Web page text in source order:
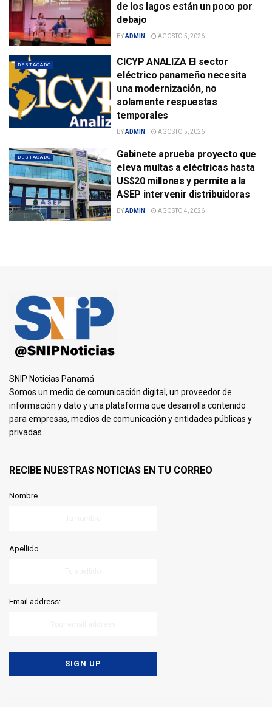
de los lagos están un poco por
debajo
BYADMIN AGOSTO 5, 2026
DESTACADO
CICYP ANALIZA El sector
eléctrico panameño necesita
una modernización, no
solamente respuestas
temporales
BYADMIN AGOSTO 5, 2026
DESTACADO
Gabinete aprueba proyecto que
eleva multas a eléctricas hasta
US$20 millones y permite a la
ASEP intervenir distribuidoras
BYADMIN AGOSTO 4, 2026
SNIP Noticias Panamá
Somos un medio de comunicación digital, un proveedor de
información y dato y una plataforma que desarrolla contenido
para empresas, medios de comunicación y entidades públicas y
privadas.
RECIBE NUESTRAS NOTICIAS EN TU CORREO
Nombre
Apellido
Email address: